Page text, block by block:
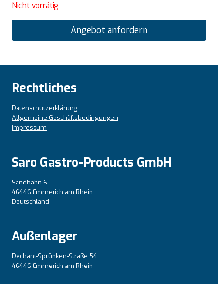
Nicht vorrätig
Angebot anfordern
Rechtliches
Datenschutzerklärung
Allgemeine Geschäftsbedingungen
Impressum
Saro Gastro-Products GmbH
Sandbahn 6
46446 Emmerich am Rhein
Deutschland
Außenlager
Dechant-Sprünken-Straße 54
46446 Emmerich am Rhein